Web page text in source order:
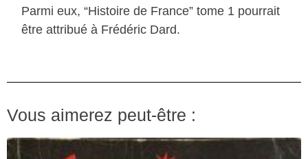
Parmi eux, “Histoire de France” tome 1 pourrait
être attribué à Frédéric Dard.
Vous aimerez peut-être :